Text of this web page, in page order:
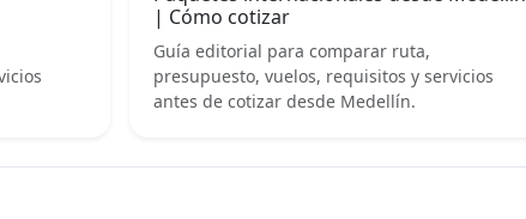
| Cómo cotizar
Guía editorial para comparar ruta,
presupuesto, vuelos, requisitos y servicios
antes de cotizar desde Medellín.